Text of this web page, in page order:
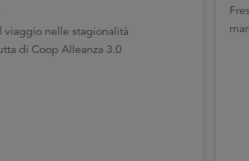
viaggio nelle stagionalità
di Coop Alleanza 3.0